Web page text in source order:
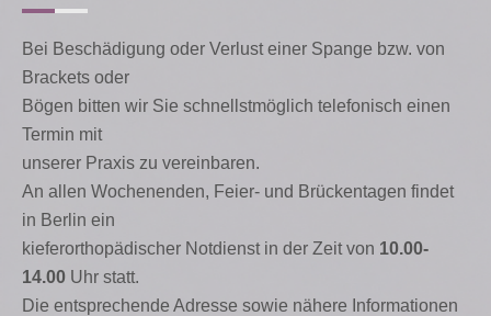
Bei Beschädigung oder Verlust einer Spange bzw. von
Brackets oder
Bögen bitten wir Sie schnellstmöglich telefonisch einen
Termin mit
unserer Praxis zu vereinbaren.
An allen Wochenenden, Feier- und Brückentagen findet
in Berlin ein
kieferorthopädischer Notdienst in der Zeit von 10.00-
14.00 Uhr statt.
Die entsprechende Adresse sowie nähere Informationen